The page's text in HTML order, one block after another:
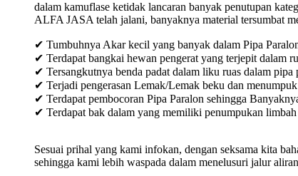
dalam kamuflase ketidak lancaran banyak penutupan
ALFA JASA telah jalani, banyaknya material tersumbat
✔ Tumbuhnya Akar kecil yang banyak dalam Pipa
✔ Terdapat bangkai hewan pengerat yang terjepit dalam
✔ Tersangkutnya benda padat dalam liku ruas dalam
✔ Terjadi pengerasan Lemak/Lemak beku dan
✔ Terdapat pembocoran Pipa Paralon sehingga
✔ Terdapat bak dalam yang memiliki penumpukan
Sesuai prihal yang kami infokan, dengan seksama kita
sehingga kami lebih waspada dalam menelusuri jalur